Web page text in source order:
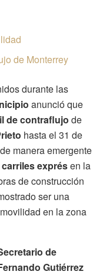
de Monterrey
durante las
anunció que
de contraflujo de
hasta el 31 de
manera emergente
exprésen la
de construcción
ser una
en la zona
de
Gutiérrez